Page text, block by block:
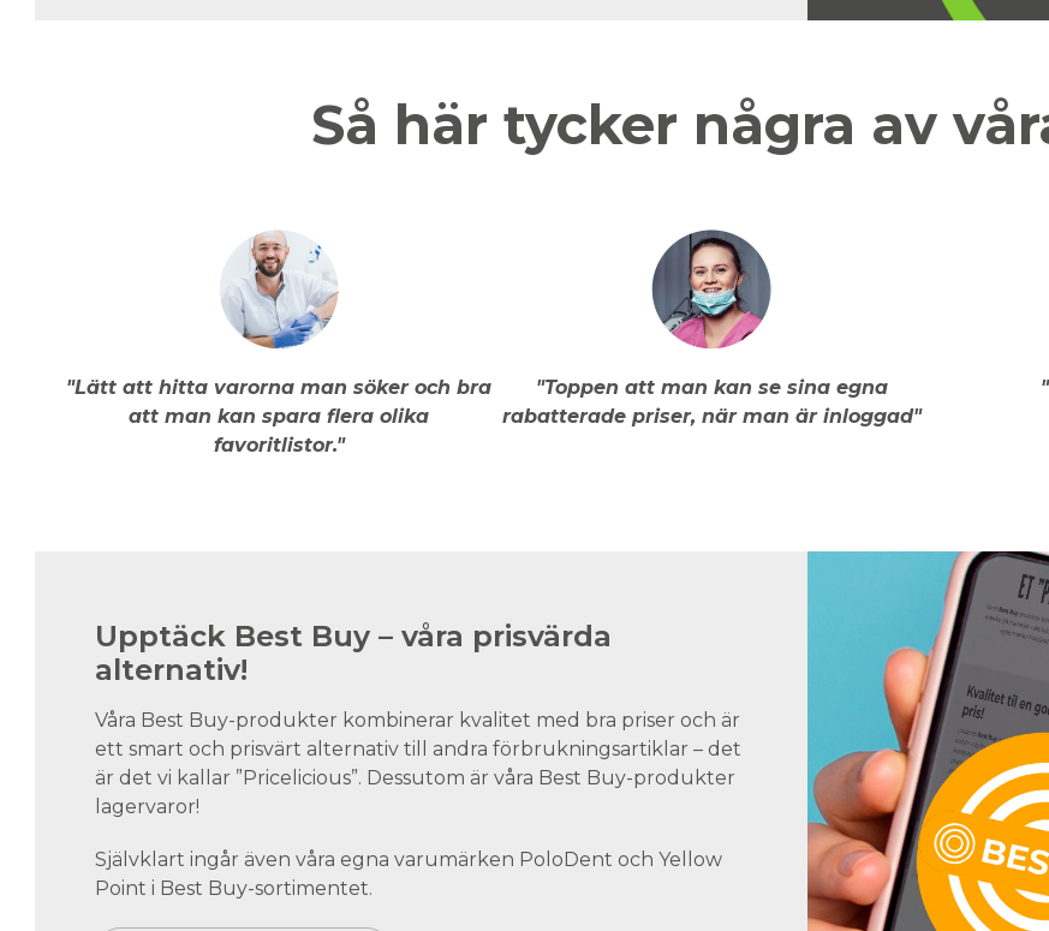
Så här tycker några av
"Lätt att hitta varorna man söker och bra
att man kan spara flera olika
favoritlistor."
"Toppen att man kan se sina egna
rabatterade priser, när man är inloggad"
Upptäck Best Buy – våra prisvärda
alternativ!
Våra Best Buy-produkter kombinerar kvalitet med bra priser och är
ett smart och prisvärt alternativ till andra förbrukningsartiklar – det
är det vi kallar ”Pricelicious”. Dessutom är våra Best Buy-produkter
lagervaror!
Självklart ingår även våra egna varumärken PoloDent och Yellow
Point i Best Buy-sortimentet.